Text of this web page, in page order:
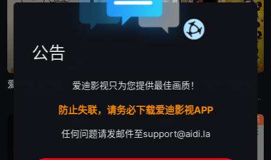
爱的那点性事 银魂 真人版 我是大哥大 电影版
电影我是大哥大 电影版 今日から俺は！！劇場版讲述的是：三桥贵志以转校为契机，决定在新学校“嚣张”一把，从此做个不良少年。为了能在同学中获得存在感，他还特地去发廊弄了一头金色卷发。而和他转到同一所
剧情
公告
爱迪影视只为您提供最佳画质！
防止失联，请务必下载爱迪影视APP
任何问题请发邮件至support@aidi.la